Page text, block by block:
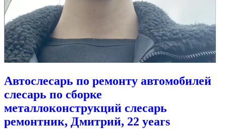
Автослесарь по ремонту автомобилей
слесарь по сборке
металлоконструкций слесарь
ремонтник, Дмитрий, 22 years